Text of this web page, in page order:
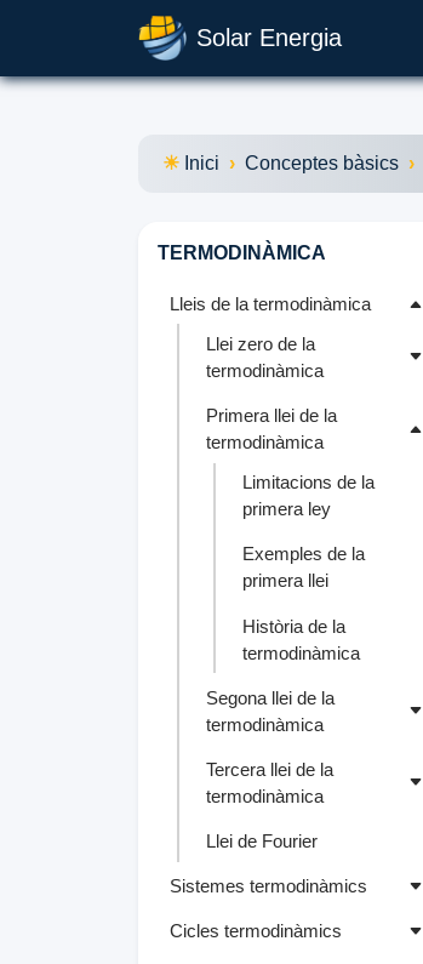
Solar Energia
Inici Conceptes bàsics
TERMODINÀMICA
Lleis de la termodinàmica
Llei zero de la
termodinàmica
Primera llei de la
termodinàmica
Limitacions de la
primera ley
Exemples de la
primera llei
Història de la
termodinàmica
Segona llei de la
termodinàmica
Tercera llei de la
termodinàmica
Llei de Fourier
Sistemes termodinàmics
Cicles termodinàmics